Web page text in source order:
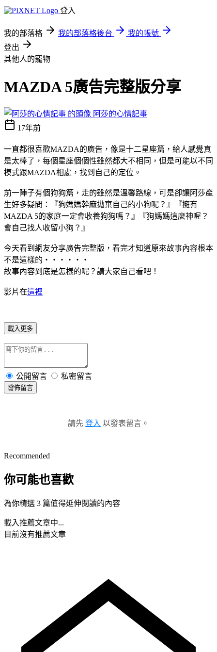
登入
我的部落格 我的部落格後台
我的帳號
登出
其他人的寵物
MAZDA 5廣告完整版分享
阿莎的心情記事
17年前
一直都很喜歡MAZDA的廣告，像是十二星座篇，給人感覺真
是太棒了，每個星座個個性雖然都大不相同，但是可能以不同
模式跟MAZDA相處，找到自己的定位。
前一陣子有個狗狗篇，走的雖然是溫馨路線，可是卻讓阿莎產
生好多疑問：『狗媽媽幹麻拋棄自己的小狗呢？』『擁有
MAZDA 5的家庭一定會收養狗狗嗎？』『狗媽媽這麼神喔？
會自己找人收留小狗？』
今天看到網友分享廣告完整版，看完才知道原來故事內容根本
不是這樣的‧‧‧‧‧‧
故事內容到底是怎樣的呢？請大家自己看吧！
影片在這裡
載入更多
公開留言 私密留言
發佈留言
請先 登入 以發表留言。
Recommended
你可能也喜歡
為你精選 3 篇值得延伸閱讀的內容
載入推薦文章中...
目前沒有推薦文章